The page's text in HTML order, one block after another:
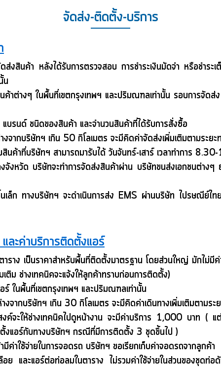
จัดส่ง-ติดตั้ง-บริการ
ดส่งสินค้า หลังได้รับการตรวจสอบ การชำระเงินมัดจำ หรือชำร
น
าต่างๆ ในพื้นที่เขตกรุงเทพฯ และปริมณฑลเท่านั้น รอบการจัดส่
บรนด์ ชนิดของสินค้า และจำนวนสินค้าที่ได้รับการสั่งซื้อ
จากบริษัทฯ เกิน 50 กิโลเมตร จะมีคิดค่าจัดส่งเพิ่มเติมตามระยะ
นค้าที่บริษัทฯ สามารถมารับได้ วันจันทร์-เสาร์ เวลาทำการ
จังหวัด บริษัทจะทำการจัดส่งสินค้าผ่าน บริษัทขนส่งเอกชนต่าง
เล็ก ทางบริษัทฯ จะดำเนินการส่ง EMS ผ่านบริษัท ไปรษณีย์ไ
ละค่าบริการติดตั้งแอร์
ราง เป็นราคาสำหรับพื้นที่ติดตั้งมาตรฐาน โดยส่วนใหญ่ มักไม่มี
ติม ช่างเทคนิคจะแจ้งให้ลูกค้าทราบก่อนการติดตั้ง)
ร์ ในพื้นที่เขตกรุงเทพฯ และปริมณฑลเท่านั้น
ากบริษัทฯ เกิน 30 กิโลเมตร จะมีคิดค่าเดินทางเพิ่มเติมตามระ
งค์จะให้ช่างเทคนิคไปดูหน้างาน จะมีค่าบริการ 1,000 บาท ( แ
ตั้งแอร์กับทางบริษัทฯ กรณีที่มีการติดตั้ง 3 ชุดขึ้นไป )
ค่าใช้จ่ายในการจอดรถ บริษัทฯ ขอเรียกเก็บค่าจอดรถจากลูกค้า
อย และแอร์ต่อท่อลมในตาราง ไม่รวมค่าใช้จ่ายในส่วนของชุด